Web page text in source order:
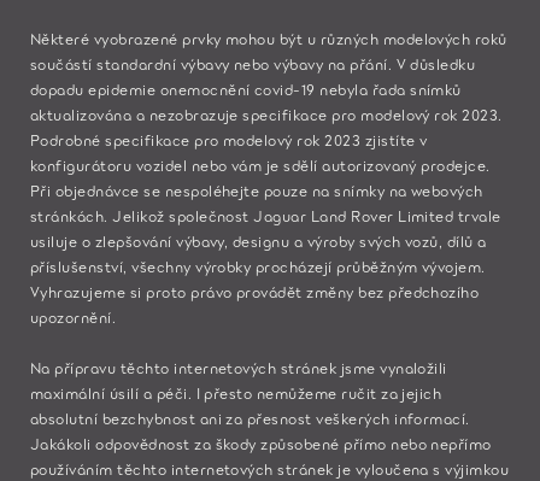
Některé vyobrazené prvky mohou být u různých modelových roků
součástí standardní výbavy nebo výbavy na přání. V důsledku
dopadu epidemie onemocnění covid-19 nebyla řada snímků
aktualizována a nezobrazuje specifikace pro modelový rok 2023.
Podrobné specifikace pro modelový rok 2023 zjistíte v
konfigurátoru vozidel nebo vám je sdělí autorizovaný prodejce.
Při objednávce se nespoléhejte pouze na snímky na webových
stránkách. Jelikož společnost Jaguar Land Rover Limited trvale
usiluje o zlepšování výbavy, designu a výroby svých vozů, dílů a
příslušenství, všechny výrobky procházejí průběžným vývojem.
Vyhrazujeme si proto právo provádět změny bez předchozího
upozornění.
Na přípravu těchto internetových stránek jsme vynaložili
maximální úsilí a péči. I přesto nemůžeme ručit za jejich
absolutní bezchybnost ani za přesnost veškerých informací.
Jakákoli odpovědnost za škody způsobené přímo nebo nepřímo
používáním těchto internetových stránek je vyloučena s výjimkou